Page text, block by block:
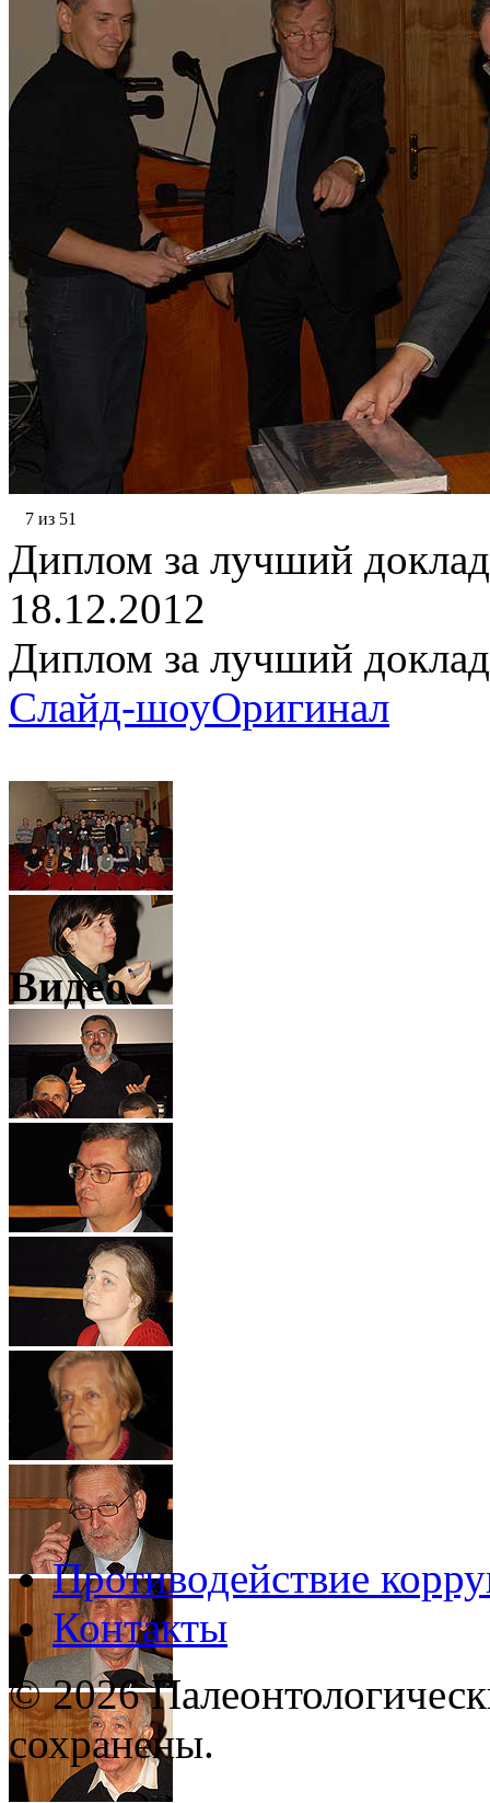
7 из 51
Диплом за лучший доклад
18.12.2012
Диплом за лучший доклад
Слайд-шоуОригинал
Видео
Противодействие
Контакты
© 2026
сохранены.